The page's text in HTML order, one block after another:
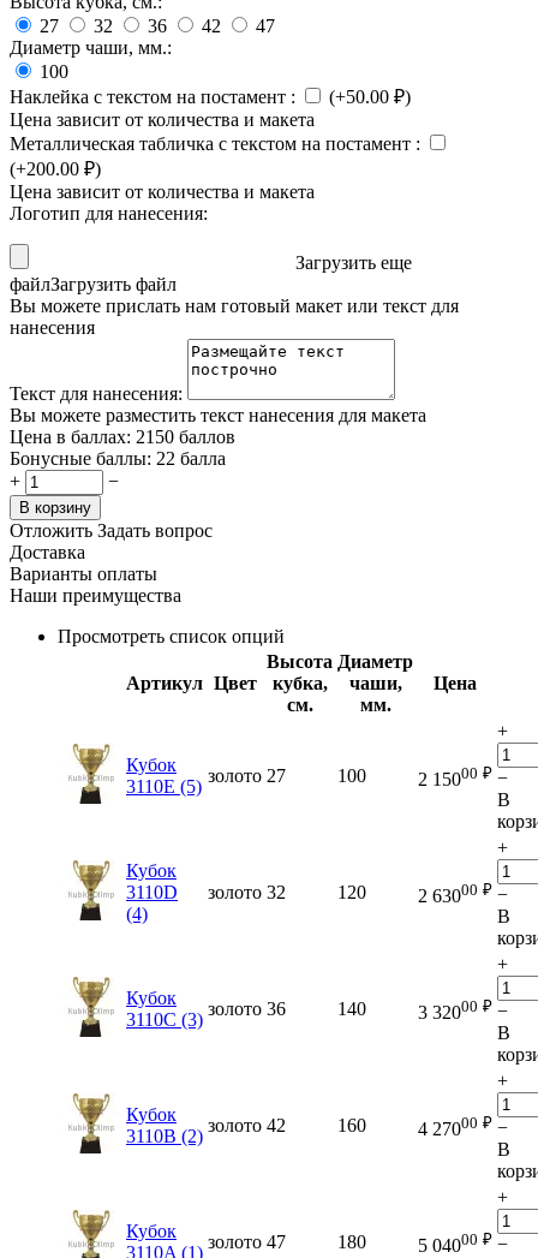
27
32 36 42
47
Диаметр чаши, мм.:
100
Наклейка с текстом на постамент : (+50.00 ₽)
Цена зависит от количества и макета
Металлическая табличка с текстом на постамент :
(+200.00 ₽)
Цена зависит от количества и макета
Логотип для нанесения:
Загрузить еще
файлЗагрузить файл
Вы можете прислать нам готовый макет или текст для
нанесения
Текст для нанесения:
Вы можете разместить текст нанесения для макета
Цена в баллах: 2150 баллов
Бонусные баллы: 22 балла
+
−
В корзину
Отложить Задать вопрос
Доставка
Варианты оплаты
Наши преимущества
Просмотреть список опций
Артикул Цвет
Высота
кубка,
см.
Диаметр
чаши,
мм.
Цена
Кубок
3110E (5)
золото 27 100 2 15000 ₽
+
−
В
Кубок
3110D
(4)
золото 32 120 2 63000 ₽
+
−
В
Кубок
3110C (3)
золото 36 140 3 32000 ₽
+
−
В
Кубок
3110B (2)
золото 42 160 4 27000 ₽
+
−
В
Кубок
3110A (1)
золото 47 180 5 04000 ₽
+
−